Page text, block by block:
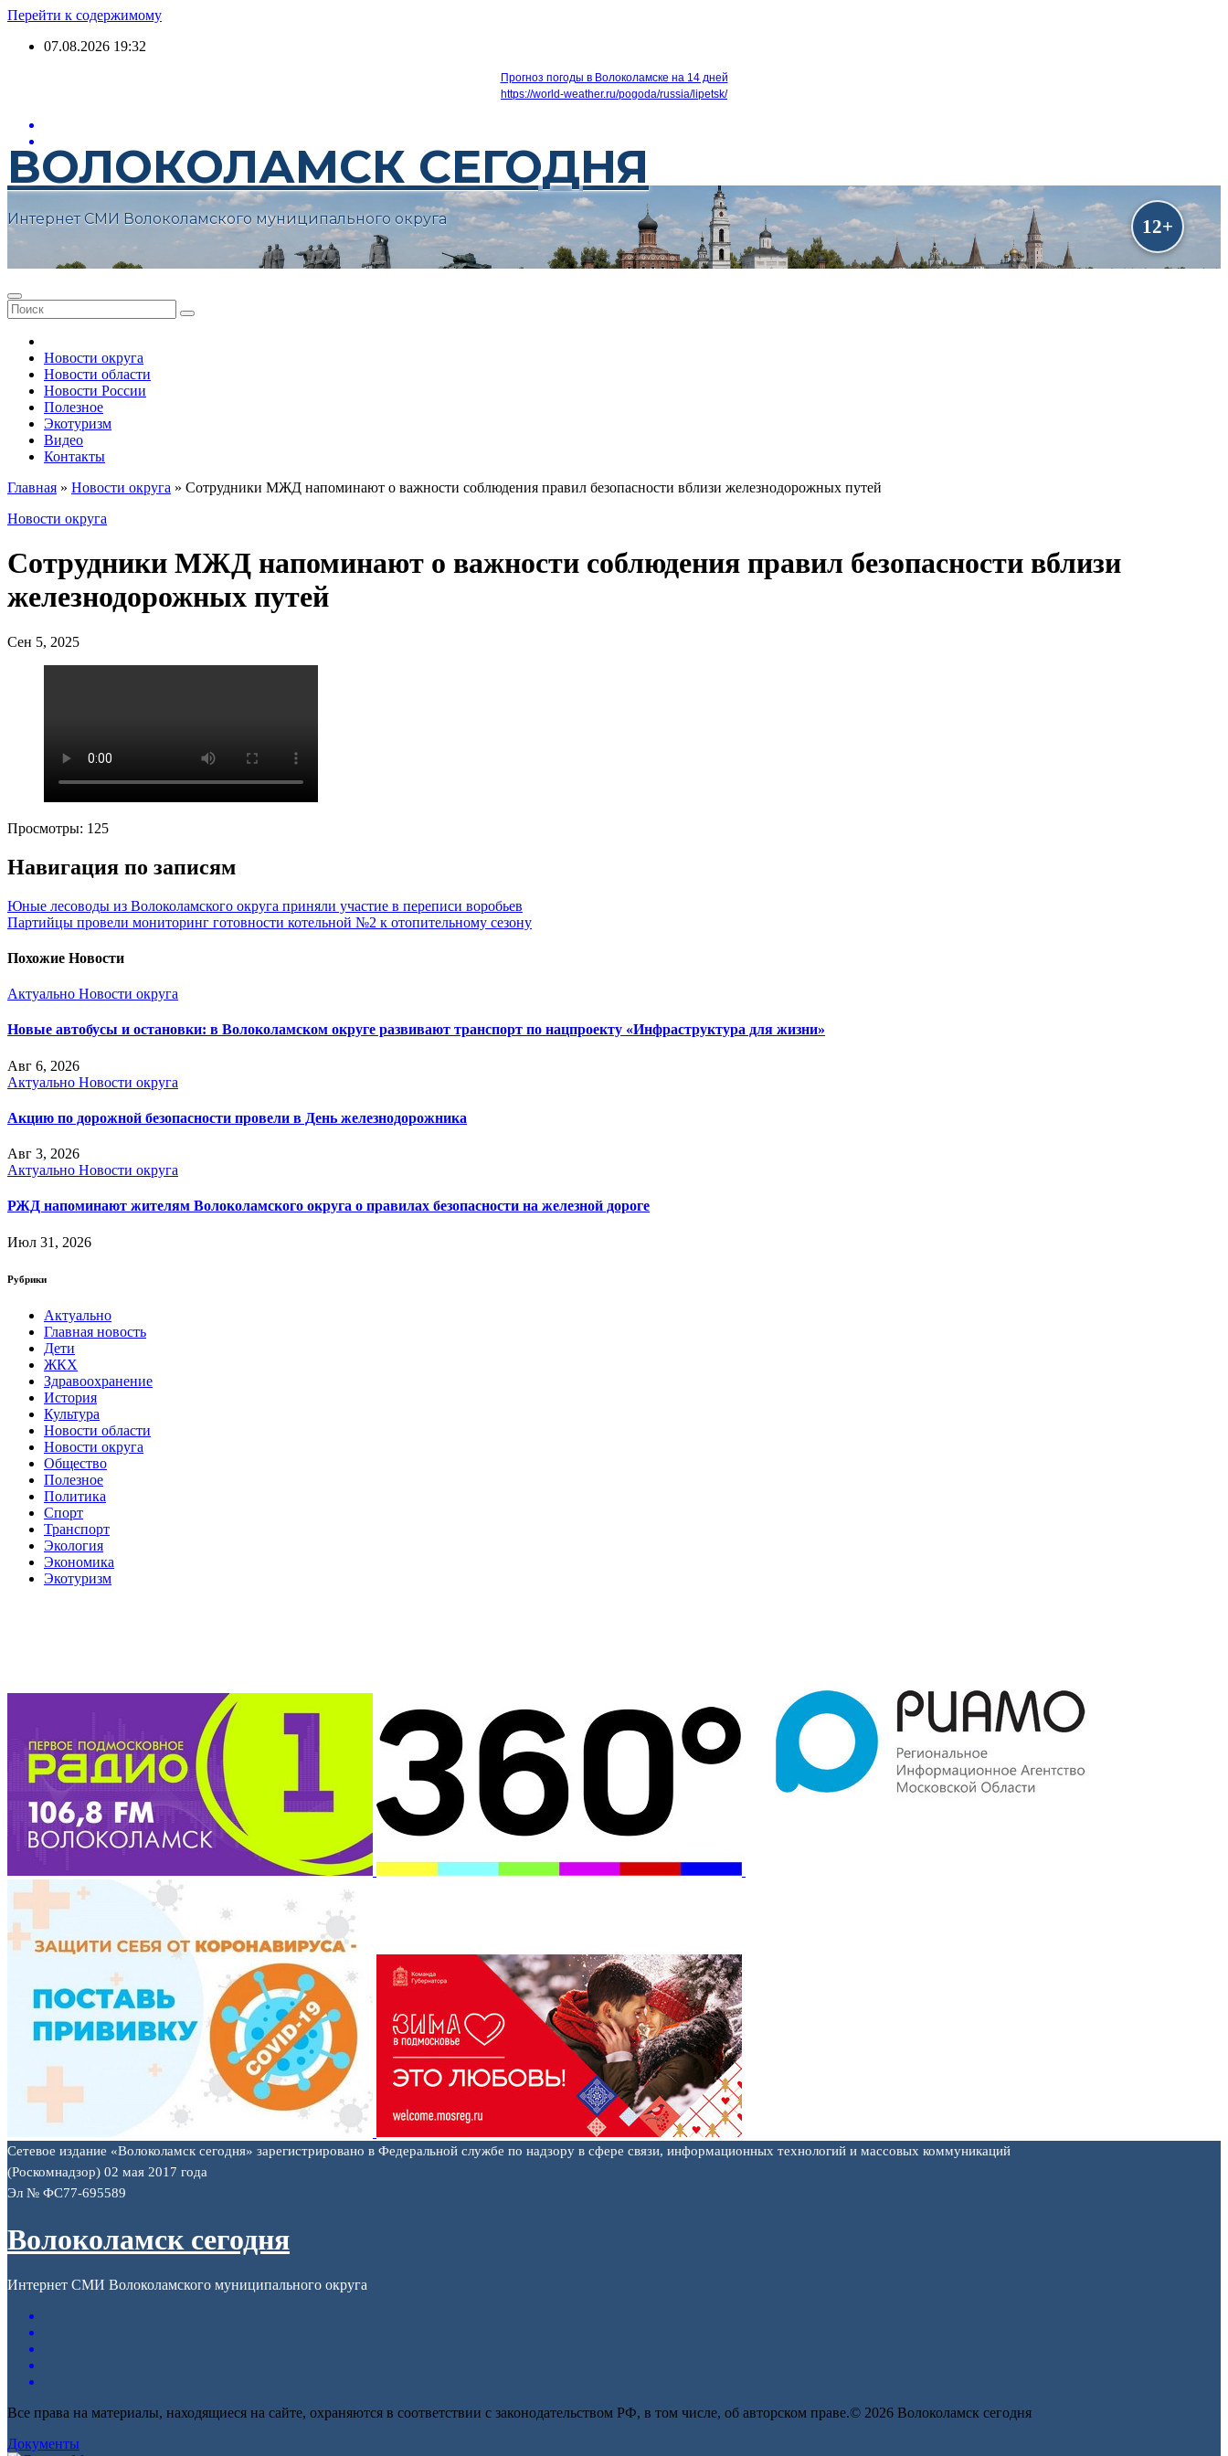
Перейти к содержимому
07.08.2026 19:32
Прогноз погоды в Волоколамске на 14 дней
https://world-weather.ru/pogoda/russia/lipetsk/
ВОЛОКОЛАМСК СЕГОДНЯ
Интернет СМИ Волоколамского муниципального округа
Новости округа
Новости области
Новости России
Полезное
Экотуризм
Видео
Контакты
Главная » Новости округа » Сотрудники МЖД напоминают о важности соблюдения правил безопасности вблизи железнодорожных путей
Новости округа
Сотрудники МЖД напоминают о важности соблюдения правил безопасности вблизи
железнодорожных путей
Сен 5, 2025
Просмотры: 125
Навигация по записям
Юные лесоводы из Волоколамского округа приняли участие в переписи воробьев
Партийцы провели мониторинг готовности котельной №2 к отопительному сезону
Похожие Новости
Актуально Новости округа
Новые автобусы и остановки: в Волоколамском округе развивают транспорт по нацпроекту «Инфраструктура для жизни»
Авг 6, 2026
Актуально Новости округа
Акцию по дорожной безопасности провели в День железнодорожника
Авг 3, 2026
Актуально Новости округа
РЖД напоминают жителям Волоколамского округа о правилах безопасности на железной дороге
Июл 31, 2026
Рубрики
Актуально
Главная новость
Дети
ЖКХ
Здравоохранение
История
Культура
Новости области
Новости округа
Общество
Полезное
Политика
Спорт
Транспорт
Экология
Экономика
Экотуризм
Сетевое издание «Волоколамск сегодня» зарегистрировано в Федеральной службе по надзору в сфере связи, информационных технологий и массовых коммуникаций
(Роскомнадзор) 02 мая 2017 года
Эл № ФС77-695589
Волоколамск сегодня
Интернет СМИ Волоколамского муниципального округа
Все права на материалы, находящиеся на сайте, охраняются в соответствии с законодательством РФ, в том числе, об авторском праве.© 2026 Волоколамск сегодня
Документы